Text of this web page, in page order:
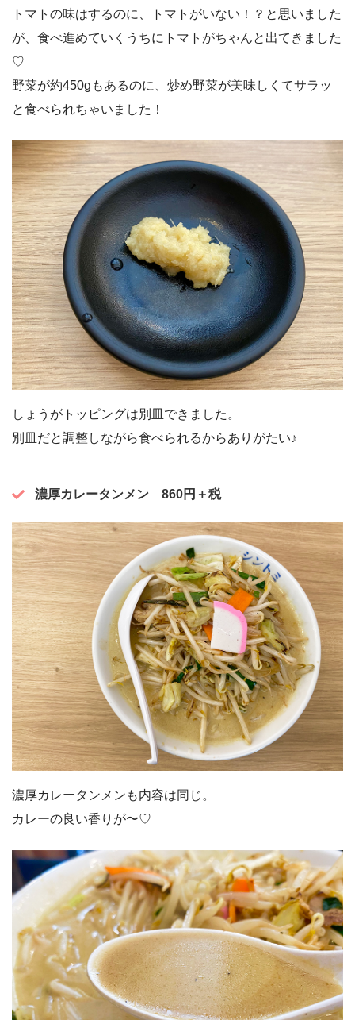
トマトの味はするのに、トマトがいない！？と思いました
が、食べ進めていくうちにトマトがちゃんと出てきました
♡
野菜が約450gもあるのに、炒め野菜が美味しくてサラッ
と食べられちゃいました！
しょうがトッピングは別皿できました。
別皿だと調整しながら食べられるからありがたい♪
濃厚カレータンメン860円＋税
濃厚カレータンメンも内容は同じ。
カレーの良い香りが〜♡